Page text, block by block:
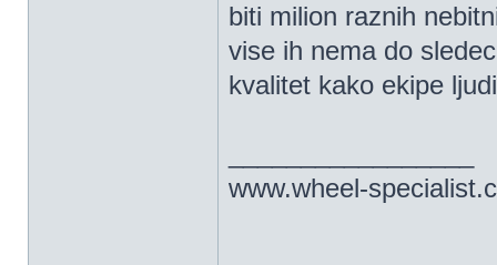
biti milion raznih
vise ih nema do
kvalitet kako ekipe
www.wheel-